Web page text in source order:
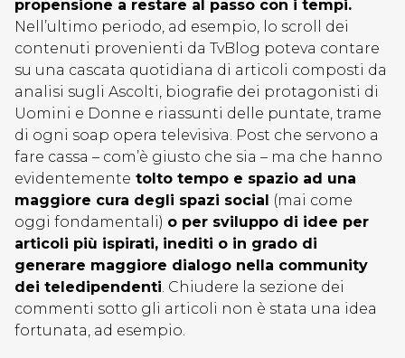
propensione a restare al passo con i tempi.
Nell’ultimo periodo, ad esempio, lo scroll dei
contenuti provenienti da TvBlog poteva contare
su una cascata quotidiana di articoli composti da
analisi sugli Ascolti, biografie dei protagonisti di
Uomini e Donne e riassunti delle puntate, trame
di ogni soap opera televisiva. Post che servono a
fare cassa – com’è giusto che sia – ma che hanno
evidentemente tolto tempo e spazio ad una
maggiore cura degli spazi social (mai come
oggi fondamentali) o per sviluppo di idee per
articoli più ispirati, inediti o in grado di
generare maggiore dialogo nella community
dei teledipendenti. Chiudere la sezione dei
commenti sotto gli articoli non è stata una idea
fortunata, ad esempio.